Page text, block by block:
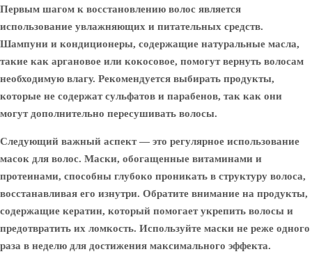
Первым шагом к восстановлению волос является
использование увлажняющих и питательных средств.
Шампуни и кондиционеры, содержащие натуральные масла,
такие как аргановое или кокосовое, помогут вернуть волосам
необходимую влагу. Рекомендуется выбирать продукты,
которые не содержат сульфатов и парабенов, так как они
могут дополнительно пересушивать волосы.
Следующий важный аспект — это регулярное использование
масок для волос. Маски, обогащенные витаминами и
протеинами, способны глубоко проникать в структуру волоса,
восстанавливая его изнутри. Обратите внимание на продукты,
содержащие кератин, который помогает укрепить волосы и
предотвратить их ломкость. Используйте маски не реже одного
раза в неделю для достижения максимального эффекта.